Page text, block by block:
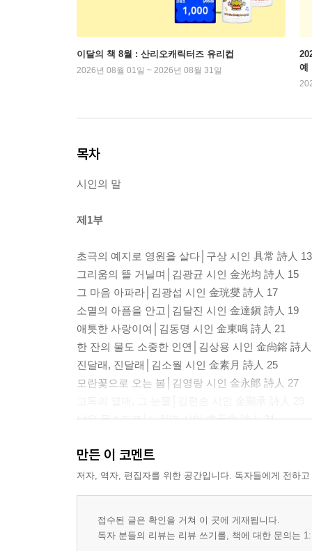
이달의 책 8월 : 산리오캐릭터즈 유리컵
2026년 08월 01일 ~ 2026년 08월 31일
예
목차
시인의 말
제1부
초극의 예지로 영원을 살다│구상 시인 具常 詩人 13
그리움의 뜰 거닐며│김광균 시인 金光均 詩人 15
그 마음 아파라│김광섭 시인 金珖燮 詩人 17
소멸의 아픔을 안고│김달진 시인 金達鎭 詩人 19
애틋한 사랑이여│김동명 시인 金東鳴 詩人 21
한 잔의 물도 소중한 인연│김상용 시인 金尙鎔 詩
진달래, 진달래│김소월 시인 金素月 詩人 25
모란꽃으로 오는 봄│김영랑 시인 金永郞 詩人 27
낮은 목소리로│노천명 시인 盧天命 詩人 31
제2부
해는 또다시 떠오르고│박두진 시인 朴斗鎭 詩人 39
만든 이 코멘트
저자, 역자, 편집자를 위한 공간입니다. 독자들에게 전하
접수된 글은 확인을 거쳐 이 곳에 게재됩니다.
독자 분들의 리뷰는 리뷰 쓰기를, 책에 대한 문의는